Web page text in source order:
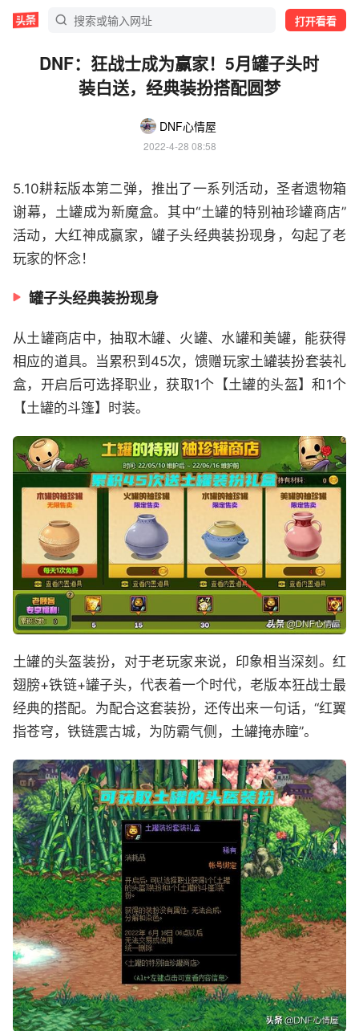
打开看看
DNF：狂战士成为赢家！5月罐子头时
装白送，经典装扮搭配圆梦
DNF心情屋
2022-4-28 08:58
5.10耕耘版本第二弹，推出了一系列活动，圣者遗物箱
谢幕，土罐成为新魔盒。其中“土罐的特别袖珍罐商店”
活动，大红神成赢家，罐子头经典装扮现身，勾起了老
玩家的怀念！
罐子头经典装扮现身
从土罐商店中，抽取木罐、火罐、水罐和美罐，能获得
相应的道具。当累积到45次，馈赠玩家土罐装扮套装礼
盒，开启后可选择职业，获取1个【土罐的头盔】和1个
【土罐的斗篷】时装。
土罐的头盔装扮，对于老玩家来说，印象相当深刻。红
翅膀+铁链+罐子头，代表着一个时代，老版本狂战士最
经典的搭配。为配合这套装扮，还传出来一句话，“红翼
指苍穹，铁链震古城，为防霸气侧，土罐掩赤瞳”。